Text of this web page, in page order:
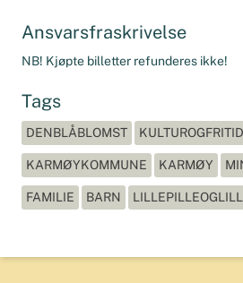
Ansvarsfraskrivelse
NB! Kjøpte billetter refunderes ikke!
Tags
DENBLÅBLOMST
KARMØYKOMMUNE KARMØY
FAMILIE BARN